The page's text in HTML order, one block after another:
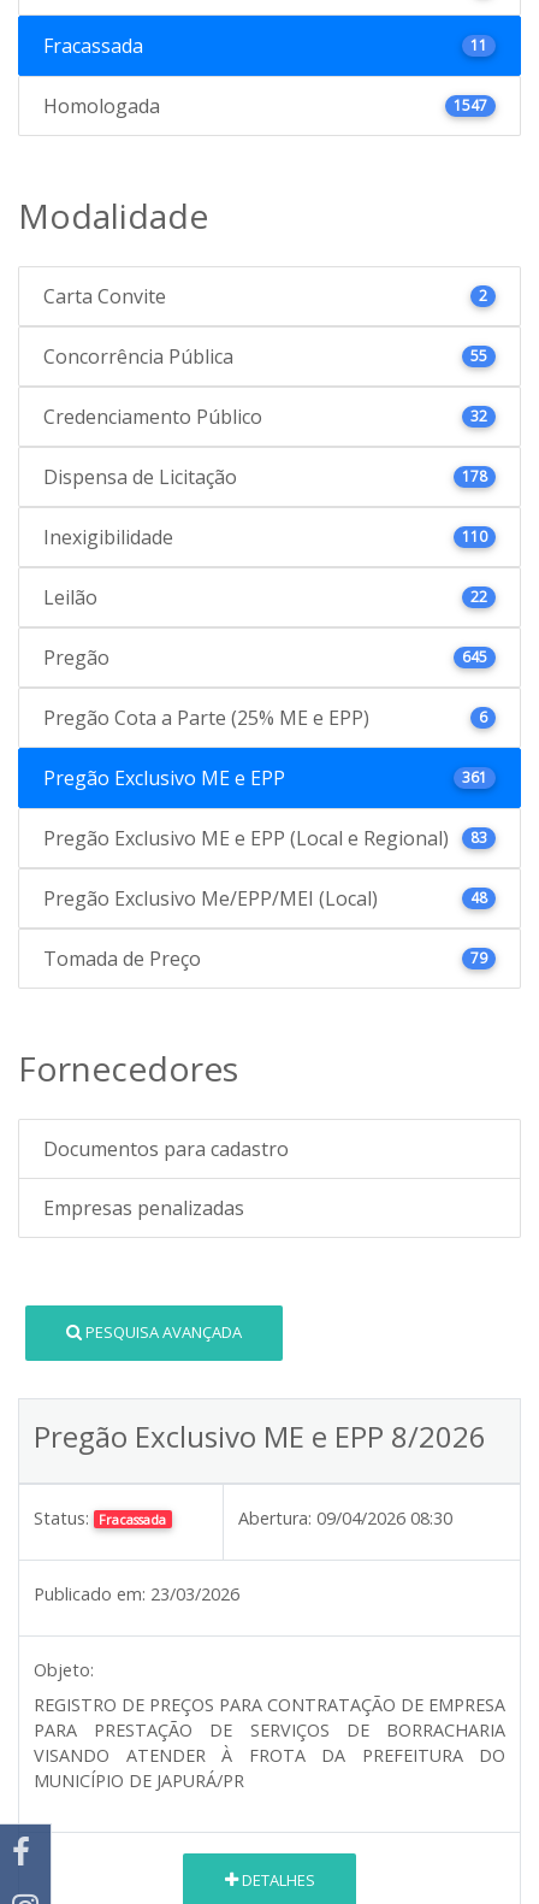
Fracassada 11
Homologada 1547
Modalidade
Carta Convite 2
Concorrência Pública 55
Credenciamento Público 32
Dispensa de Licitação 178
Inexigibilidade 110
Leilão 22
Pregão 645
Pregão Cota a Parte (25% ME e EPP) 6
Pregão Exclusivo ME e EPP 361
Pregão Exclusivo ME e EPP (Local e Regional) 83
Pregão Exclusivo Me/EPP/MEI (Local) 48
Tomada de Preço 79
Fornecedores
Documentos para cadastro
Empresas penalizadas
PESQUISA AVANÇADA
Pregão Exclusivo ME e EPP 8/2026
Status: Fracassada Abertura: 09/04/2026 08:30
Publicado em: 23/03/2026
Objeto:
REGISTRO DE PREÇOS PARA CONTRATAÇÃO DE EMPRESA
PARA PRESTAÇÃO DE SERVIÇOS DE BORRACHARIA
VISANDO ATENDER À FROTA DA PREFEITURA DO
MUNICÍPIO DE JAPURÁ/PR
DETALHES